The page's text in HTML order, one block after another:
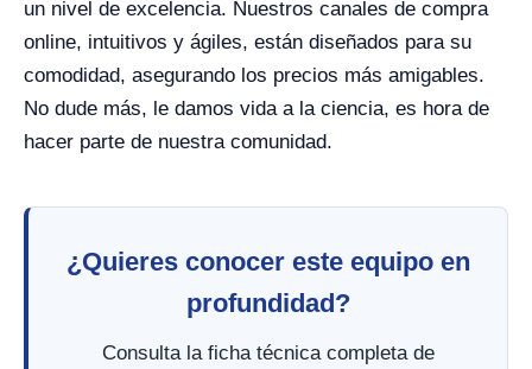
un nivel de excelencia. Nuestros canales de compra
online, intuitivos y ágiles, están diseñados para su
comodidad, asegurando los precios más amigables.
No dude más, le damos vida a la ciencia, es hora de
hacer parte de nuestra comunidad.
¿Quieres conocer este equipo en
profundidad?
Consulta la ficha técnica completa de